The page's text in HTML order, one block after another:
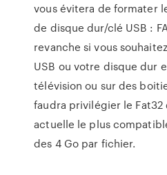
vous évitera de formater
de disque dur/clé USB :
revanche si vous
USB ou votre disque dur
télévision ou sur des
faudra privilégier le Fat32
actuelle le plus
des 4 Go par fichier.